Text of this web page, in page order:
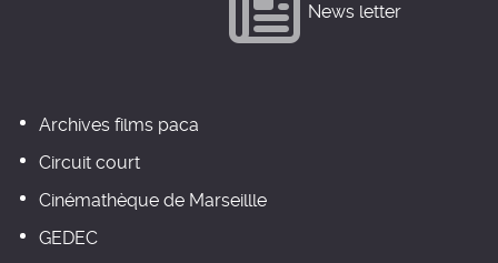
News letter
Archives films paca
Circuit court
Cinémathèque de Marseillle
GEDEC